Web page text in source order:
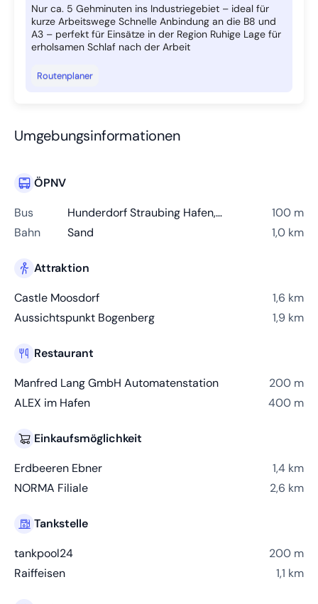
Nur ca. 5 Gehminuten ins Industriegebiet – ideal für
kurze Arbeitswege Schnelle Anbindung an die B8 und
A3 – perfekt für Einsätze in der Region Ruhige Lage für
erholsamen Schlaf nach der Arbeit
Routenplaner
Umgebungsinformationen
ÖPNV
Bus
Hunderdorf Straubing Hafen, Aiterhofen
100 m
Bahn
Sand 1,0 km
Attraktion
Castle Moosdorf
1,6 km
Aussichtspunkt Bogenberg
1,9 km
Restaurant
Manfred Lang GmbH Automatenstation
200 m
ALEX im Hafen
400 m
Einkaufsmöglichkeit
Erdbeeren Ebner
1,4 km
NORMA Filiale
2,6 km
Tankstelle
tankpool24
200 m
Raiffeisen
1,1 km